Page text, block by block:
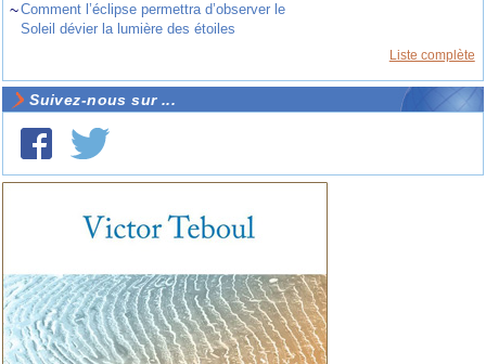
~Comment l’éclipse permettra d’observer le
Soleil dévier la lumière des étoiles
Liste complète
Suivez-nous sur ...